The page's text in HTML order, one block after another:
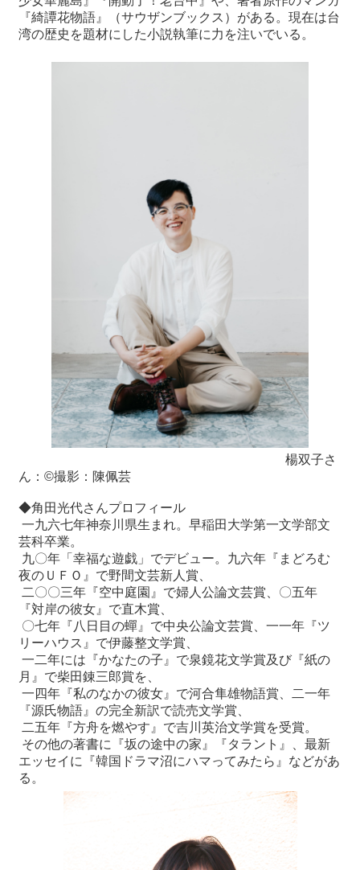
『綺譚花物語』（サウザンブックス）がある。現在は台
湾の歴史を題材にした小説執筆に力を注いでいる。
楊双子さ
ん：©撮影：陳佩芸
◆角田光代さんプロフィール
一九六七年神奈川県生まれ。早稲田大学第一文学部文
芸科卒業。
九〇年「幸福な遊戯」でデビュー。九六年『まどろむ
夜のＵＦＯ』で野間文芸新人賞、
二〇〇三年『空中庭園』で婦人公論文芸賞、〇五年
『対岸の彼女』で直木賞、
〇七年『八日目の蟬』で中央公論文芸賞、一一年『ツ
リーハウス』で伊藤整文学賞、
一二年には『かなたの子』で泉鏡花文学賞及び『紙の
月』で柴田錬三郎賞を、
一四年『私のなかの彼女』で河合隼雄物語賞、二一年
『源氏物語』の完全新訳で読売文学賞、
二五年『方舟を燃やす』で吉川英治文学賞を受賞。
その他の著書に『坂の途中の家』『タラント』、最新
エッセイに『韓国ドラマ沼にハマってみたら』などがあ
る。